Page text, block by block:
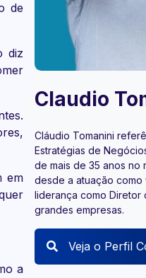
de
diz
em
a
Claudio
Cláudio Tomanini
Estratégias de
de mais de 35 anos no
desde a atuação
liderança como Diretor
grandes empresas.
Veja o Perfil